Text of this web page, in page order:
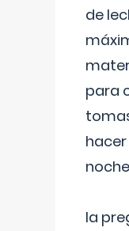
de
para
la